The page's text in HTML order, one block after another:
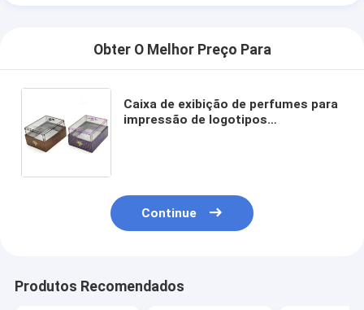
Obter O Melhor Preço Para
Caixa de exibição de perfumes para
impressão de logotipos
Continue
Produtos Recomendados